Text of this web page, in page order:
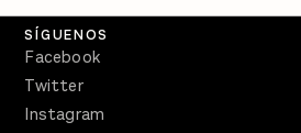
SÍGUENOS
Facebook
Twitter
Instagram